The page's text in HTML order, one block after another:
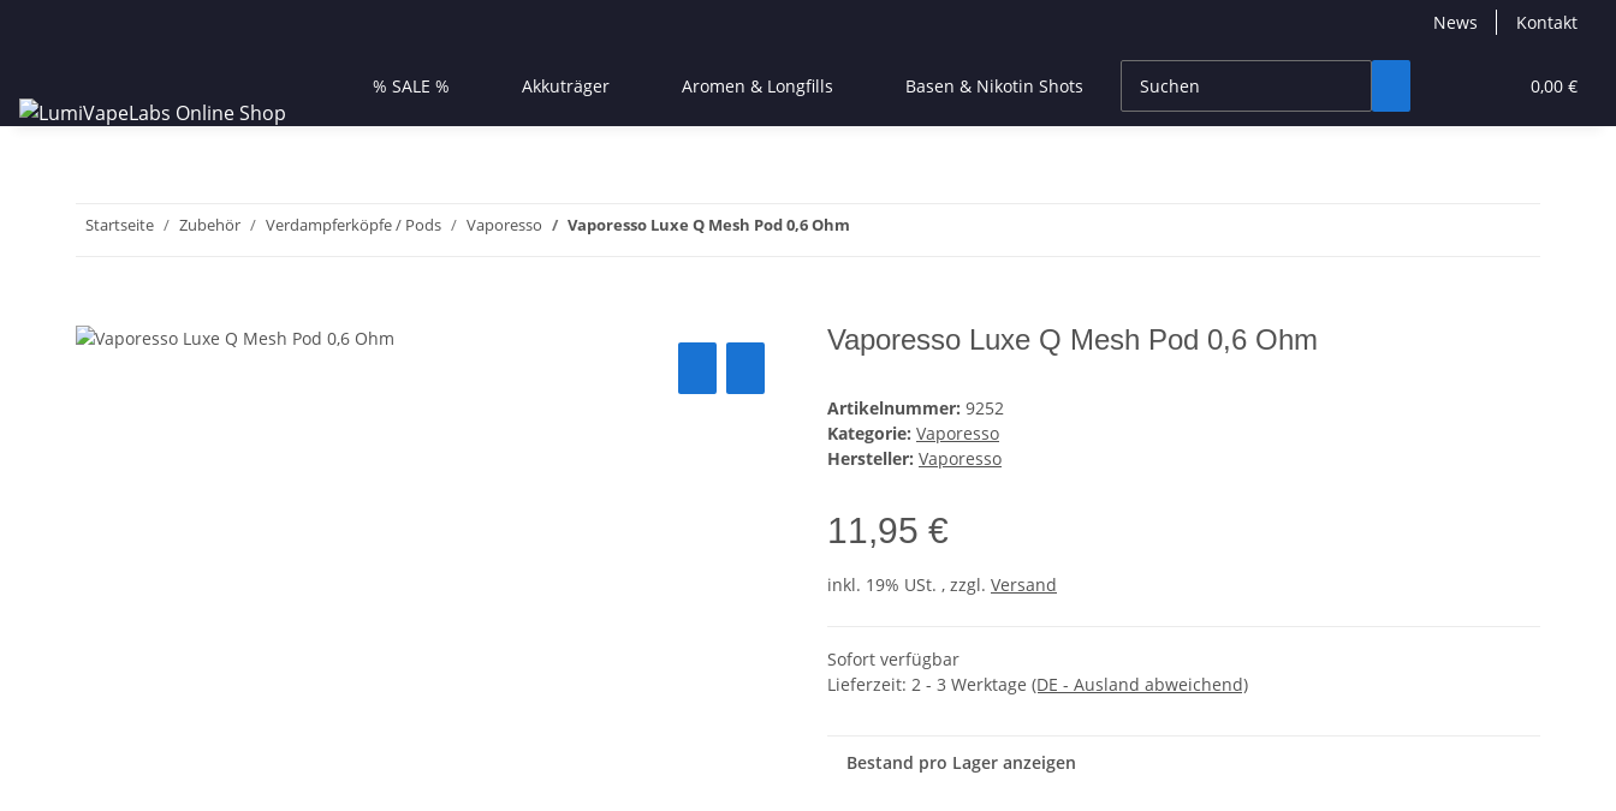
News Kontakt
0,00 €
% SALE % Akkuträger Aromen & Longfills Basen & Nikotin Shots CBD Products High End
Startseite Zubehör Verdampferköpfe / Pods Vaporesso Vaporesso Luxe Q Mesh Pod 0,6 Ohm
Vaporesso Luxe Q Mesh Pod 0,6 Ohm
Artikelnummer: 9252
Kategorie: Vaporesso
Hersteller: Vaporesso
11,95 €
inkl. 19% USt. , zzgl. Versand
Sofort verfügbar
Lieferzeit: 2 - 3 Werktage (DE - Ausland abweichend)
Bestand pro Lager anzeigen